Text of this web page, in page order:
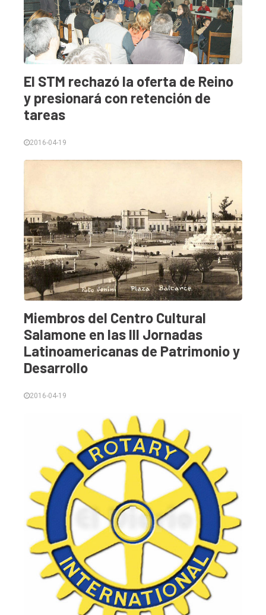
El
único
DIARIO
Balcarce
Inicio
Tendencia
General
Cultura
Entrevistas
Rural
Deportes
Fúnebres
Edición
Empresa
Nosotros
Contacto
El STM rechazó la oferta de Reino
y presionará con retención de
tareas
2016-04-19
Miembros del Centro Cultural
Salamone en las III Jornadas
Latinoamericanas de Patrimonio y
Desarrollo
2016-04-19